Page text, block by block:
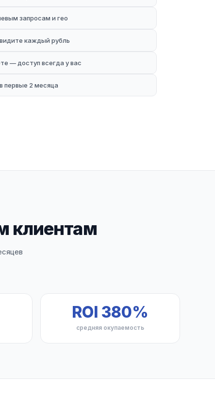
запросам и гео
каждый рубль
— доступ всегда у вас
первые 2 месяца
клиентам
ROI 380%
средняя окупаемость